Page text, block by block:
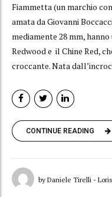
Fiammetta (un marchio
amata da Giovanni
mediamente 28 mm,
Redwood e il Chine Red,
croccante. Nata
CONTINUE READING
by Daniele Tirelli -